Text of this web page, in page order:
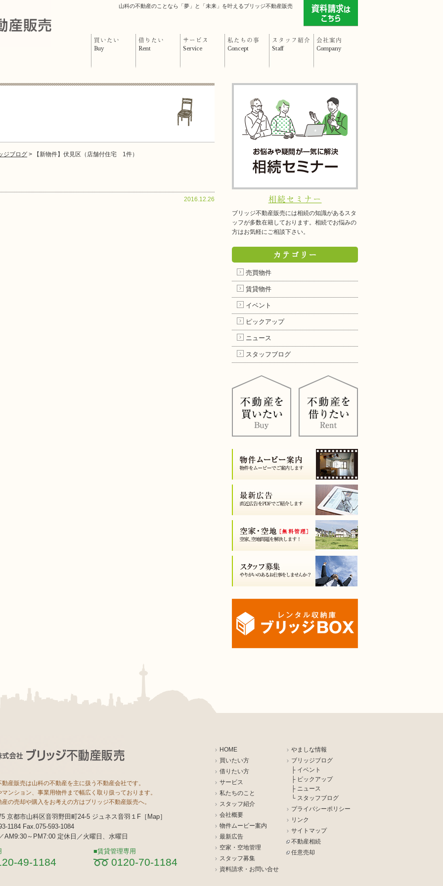
山科の不動産のことなら「夢」と「未来」を叶えるブリッジ不動産販売
買いたい
Buy
借りたい
Rent
サービス
Service
私たちの事
Concept
スタッフ紹介
Staff
会社案内
Company
ジブログ > 【新物件】伏見区（店舗付住宅 1件）
2016.12.26 相続セミナー
ブリッジ不動産販売には相続の知識があるスタ
ッフが多数在籍しております。相続でお悩みの
方はお気軽にご相談下さい。
カテゴリー
売買物件
賃貸物件
イベント
ピックアップ
ニュース
スタッフブログ
動産販売は山科の不動産を主に扱う不動産会社です。
ンション、事業用物件まで幅広く取り扱っております。
産の売却や購入をお考えの方はブリッジ不動産販売へ。
京都市山科区音羽野田町24-5 ジュネス音羽１F［ Map］
1184 Fax.075-593-1084
AM9:30～PM7:00 定休日／火曜日、水曜日
49-1184
賃貸管理専用
0120-70-1184
HOME
買いたい方
借りたい方
サービス
私たちのこと
スタッフ紹介
会社概要
物件ムービー案内
最新広告
空家・空地管理
スタッフ募集
資料請求・お問い合せ
やましな情報
ブリッジブログ
├ イベント
├ ピックアップ
├ ニュース
└ スタッフブログ
プライバシーポリシー
リンク
サイトマップ
不動産相続
任意売却